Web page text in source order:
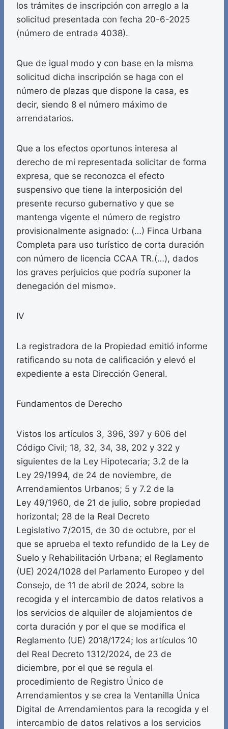
los trámites de inscripción con arreglo a la
solicitud presentada con fecha 20-6-2025
(número de entrada 4038).
Que de igual modo y con base en la misma
solicitud dicha inscripción se haga con el
número de plazas que dispone la casa, es
decir, siendo 8 el número máximo de
arrendatarios.
Que a los efectos oportunos interesa al
derecho de mi representada solicitar de forma
expresa, que se reconozca el efecto
suspensivo que tiene la interposición del
presente recurso gubernativo y que se
mantenga vigente el número de registro
provisionalmente asignado: (…) Finca Urbana
Completa para uso turístico de corta duración
con número de licencia CCAA TR.(…), dados
los graves perjuicios que podría suponer la
denegación del mismo».
IV
La registradora de la Propiedad emitió informe
ratificando su nota de calificación y elevó el
expediente a esta Dirección General.
Fundamentos de Derecho
Vistos los artículos 3, 396, 397 y 606 del
Código Civil; 18, 32, 34, 38, 202 y 322 y
siguientes de la Ley Hipotecaria; 3.2 de la
Ley 29/1994, de 24 de noviembre, de
Arrendamientos Urbanos; 5 y 7.2 de la
Ley 49/1960, de 21 de julio, sobre propiedad
horizontal; 28 de la Real Decreto
Legislativo 7/2015, de 30 de octubre, por el
que se aprueba el texto refundido de la Ley de
Suelo y Rehabilitación Urbana; el Reglamento
(UE) 2024/1028 del Parlamento Europeo y del
Consejo, de 11 de abril de 2024, sobre la
recogida y el intercambio de datos relativos a
los servicios de alquiler de alojamientos de
corta duración y por el que se modifica el
Reglamento (UE) 2018/1724; los artículos 10
del Real Decreto 1312/2024, de 23 de
diciembre, por el que se regula el
procedimiento de Registro Único de
Arrendamientos y se crea la Ventanilla Única
Digital de Arrendamientos para la recogida y el
intercambio de datos relativos a los servicios